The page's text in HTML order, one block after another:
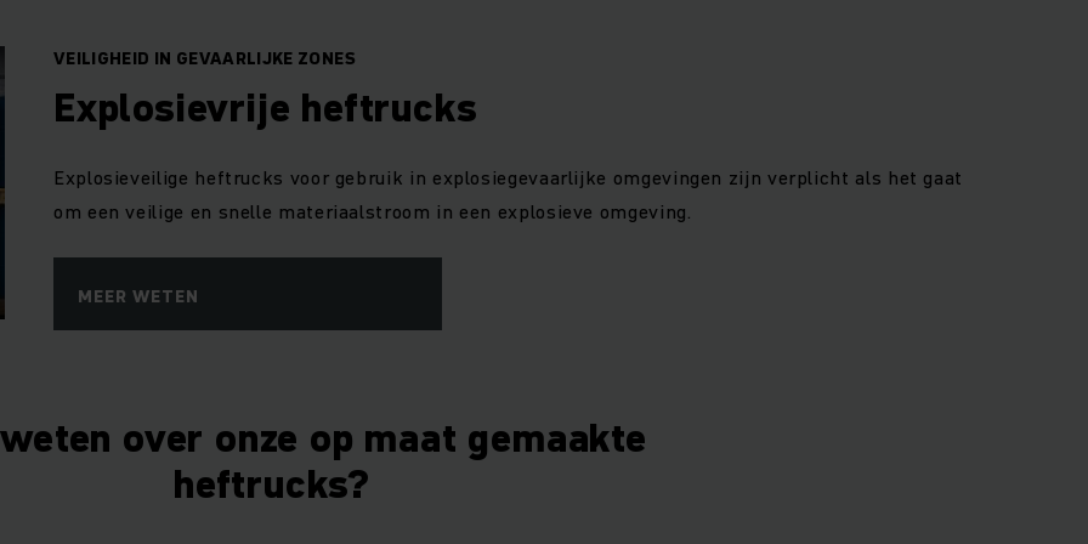
VEILIGHEID IN GEVAARLIJKE ZONES
Explosievrije heftrucks
Explosieveilige heftrucks voor gebruik in explosiegevaarlijke omgevingen zijn verplicht als het gaat
om een veilige en snelle materiaalstroom in een explosieve omgeving.
MEER WETEN
over onze op maat gemaakte
heftrucks?